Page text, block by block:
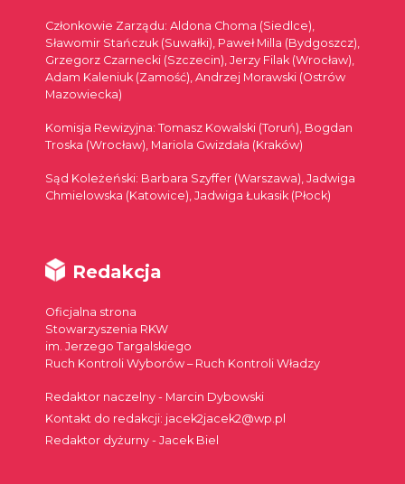
Członkowie Zarządu: Aldona Choma (Siedlce),
Sławomir Stańczuk (Suwałki), Paweł Milla (Bydgoszcz),
Grzegorz Czarnecki (Szczecin), Jerzy Filak (Wrocław),
Adam Kaleniuk (Zamość), Andrzej Morawski (Ostrów
Mazowiecka)
Komisja Rewizyjna: Tomasz Kowalski (Toruń), Bogdan
Troska (Wrocław), Mariola Gwizdała (Kraków)
Sąd Koleżeński: Barbara Szyffer (Warszawa), Jadwiga
Chmielowska (Katowice), Jadwiga Łukasik (Płock)
Redakcja
Oficjalna strona
Stowarzyszenia RKW
im. Jerzego Targalskiego
Ruch Kontroli Wyborów – Ruch Kontroli Władzy
Redaktor naczelny - Marcin Dybowski
Kontakt do redakcji: jacek2jacek2@wp.pl
Redaktor dyżurny - Jacek Biel